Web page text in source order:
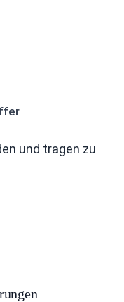
und tragen zu